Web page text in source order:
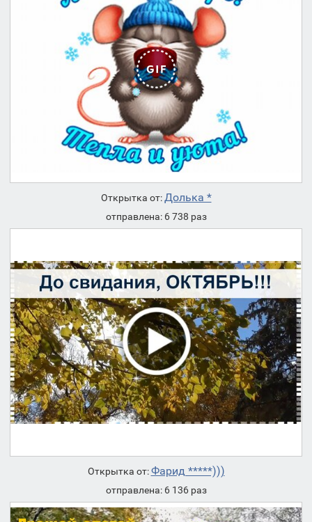
Открытка от:Долька *
отправлена: 6 738 раз
Открытка от:Фарид *****)))
отправлена: 6 136 раз